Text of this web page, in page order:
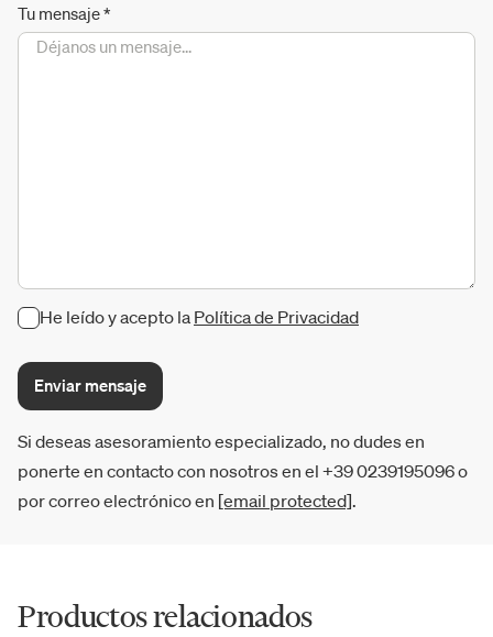
Tu mensaje*
He leído y acepto la Política de Privacidad
Enviar mensaje
Si deseas asesoramiento especializado, no dudes en
ponerte en contacto con nosotros en el +39 0239195096 o
por correo electrónico en [email protected].
Productos relacionados